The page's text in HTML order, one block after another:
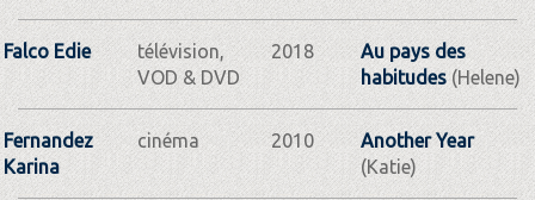
Falco Edie
télévision,
VOD & DVD
2018
Au pays des
habitudes(Helene)
Fernandez
Karina
cinéma 2010
Another Year
(Katie)